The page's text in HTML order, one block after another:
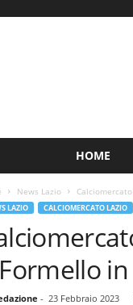
HOME
News Lazio
LAZIO CALCIOMERCATO LAZIO
- 23 Febbraio 2023